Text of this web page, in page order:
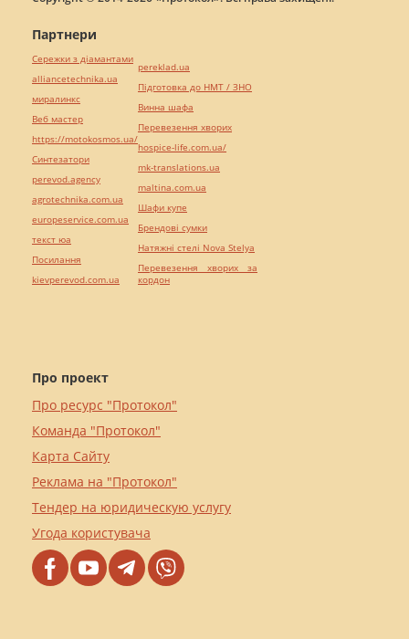
Про проект
Про ресурс "Протокол"
Команда "Протокол"
Карта Сайту
Реклама на "Протокол"
Тендер на юридическую услугу
Угода користувача
Партнери
Сережки з діамантами
alliancetechnika.ua
миралинкс
Веб мастер
https://motokosmos.ua/
Синтезатори
perevod.agency
agrotechnika.com.ua
europeservice.com.ua
текст юа
Посилання
kievperevod.com.ua
pereklad.ua
Підготовка до НМТ / ЗНО
Винна шафа
Перевезення хворих
hospice-life.com.ua/
mk-translations.ua
maltina.com.ua
Шафи купе
Брендові сумки
Натяжні стелі Nova Stelya
Перевезення хворих за
кордон